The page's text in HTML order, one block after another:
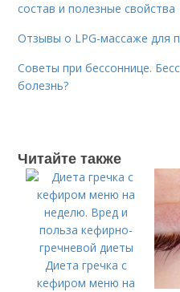
состав и полезные свойства
Отзывы о LPG-массаже для
Советы при бессоннице.
болезнь?
Читайте также
Диета гречка с
кефиром меню на